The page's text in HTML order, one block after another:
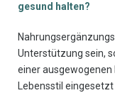
gesund halten?
Unterstützung sein,
einer ausgewogenen
Lebensstil